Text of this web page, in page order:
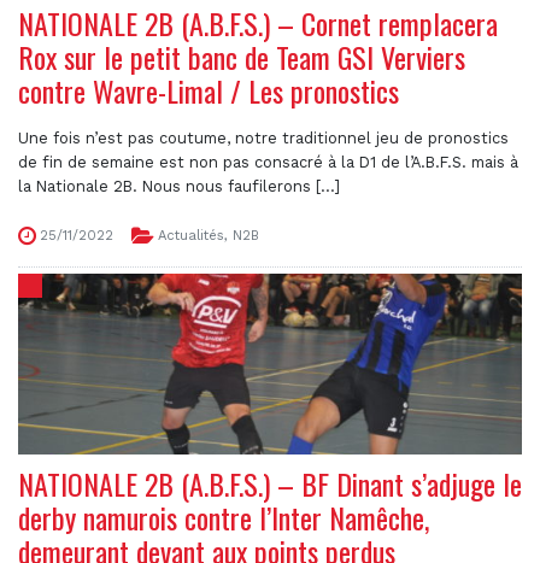
NATIONALE 2B (A.B.F.S.) – Cornet remplacera
Rox sur le petit banc de Team GSI Verviers
contre Wavre-Limal / Les pronostics
Une fois n’est pas coutume, notre traditionnel jeu de pronostics
de fin de semaine est non pas consacré à la D1 de l’A.B.F.S. mais à
la Nationale 2B. Nous nous faufilerons [...]
25/11/2022 Actualités, N2B
NATIONALE 2B (A.B.F.S.) – BF Dinant s’adjuge le
derby namurois contre l’Inter Namêche,
demeurant devant aux points perdus